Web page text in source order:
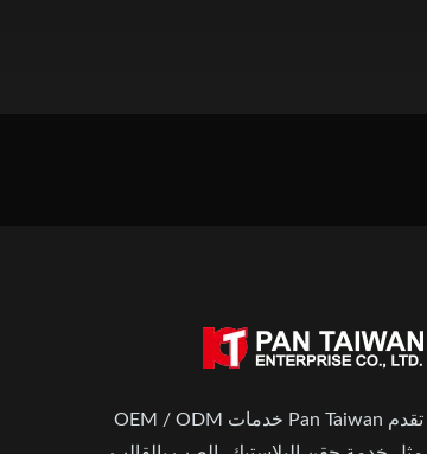
تقدم Pan Taiwan خدمات OEM / ODM